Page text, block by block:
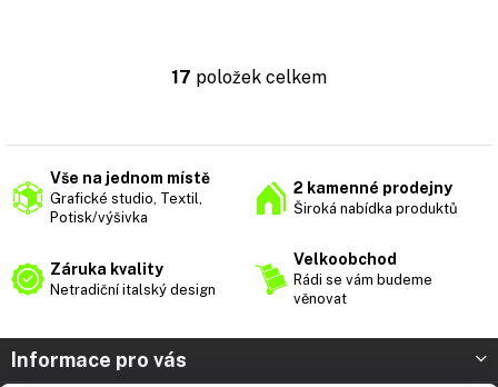
O
á
a
c
y
17 položek celkem
Vše na jednom místě
Grafické studio, Textil,
Potisk/výšivka
2 kamenné prodejny
Široká nabídka produktů
Záruka kvality
Netradiční italský design
Velkoobchod
Rádi se vám budeme
věnovat
ZInformace pro vás